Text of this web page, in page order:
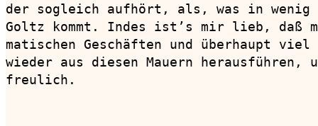
der sogleich aufhört, als, was in wenig
Goltz kommt. Indes ist’s mir lieb, daß
matischen Geschäften und überhaupt viel
wieder aus diesen Mauern herausführen,
freulich.